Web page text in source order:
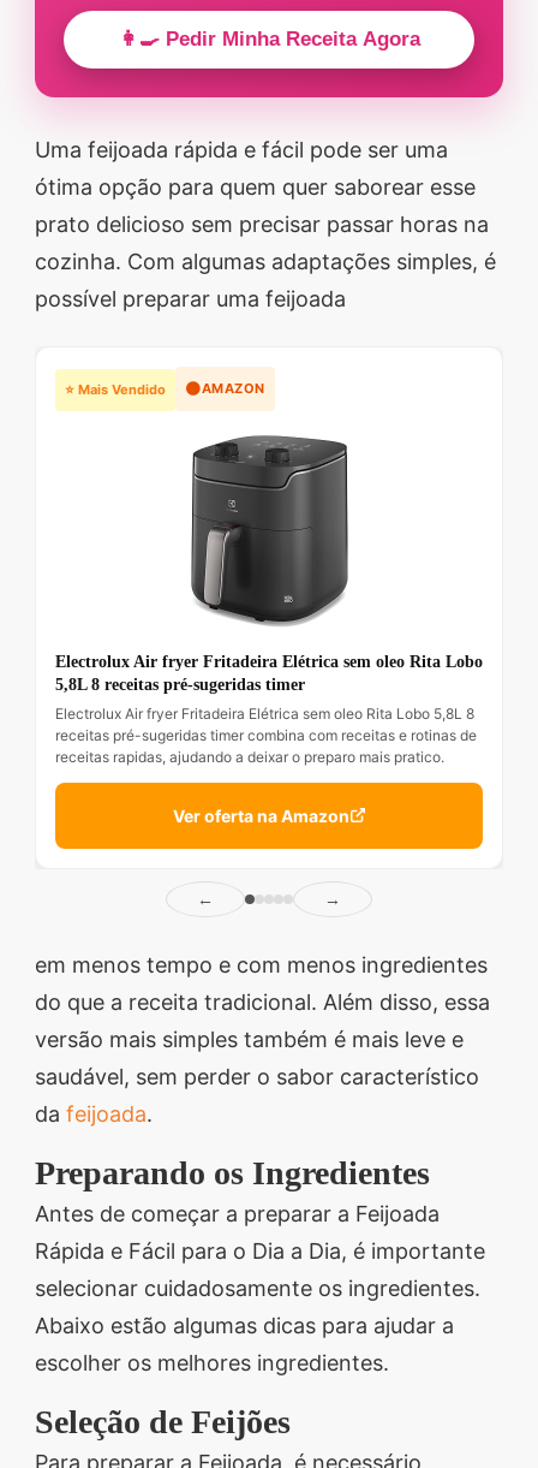
👩‍🍳 Pedir Minha Receita Agora
Uma feijoada rápida e fácil pode ser uma
ótima opção para quem quer saborear esse
prato delicioso sem precisar passar horas na
cozinha. Com algumas adaptações simples, é
possível preparar uma feijoada
⭐ Mais Vendido 🟠AMAZON
Electrolux Air fryer Fritadeira Elétrica sem oleo Rita Lobo
5,8L 8 receitas pré-sugeridas timer
Electrolux Air fryer Fritadeira Elétrica sem oleo Rita Lobo 5,8L 8
receitas pré-sugeridas timer combina com receitas e rotinas de
receitas rapidas, ajudando a deixar o preparo mais pratico.
Ver oferta na Amazon
← →
em menos tempo e com menos ingredientes
do que a receita tradicional. Além disso, essa
versão mais simples também é mais leve e
saudável, sem perder o sabor característico
da feijoada.
Preparando os Ingredientes
Antes de começar a preparar a Feijoada
Rápida e Fácil para o Dia a Dia, é importante
selecionar cuidadosamente os ingredientes.
Abaixo estão algumas dicas para ajudar a
escolher os melhores ingredientes.
Seleção de Feijões
Para preparar a Feijoada, é necessário